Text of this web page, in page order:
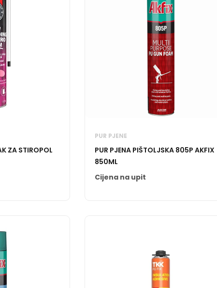
ZA STIROPOL
PUR PJENE
PUR PJENA PIŠTOLJSKA 805P AKFIX
850ML
Cijena na upit